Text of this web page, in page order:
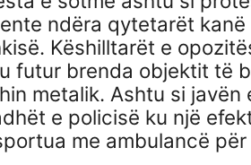
ndëra qytetarët
Këshilltarët e
futur brenda objektit të
metalik. Ashtu si
e policisë ku një
me ambulancë